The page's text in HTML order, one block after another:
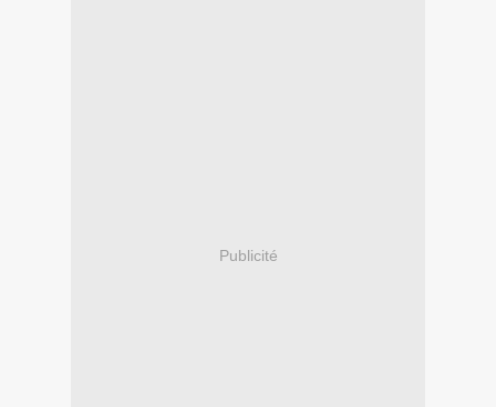
Publicité